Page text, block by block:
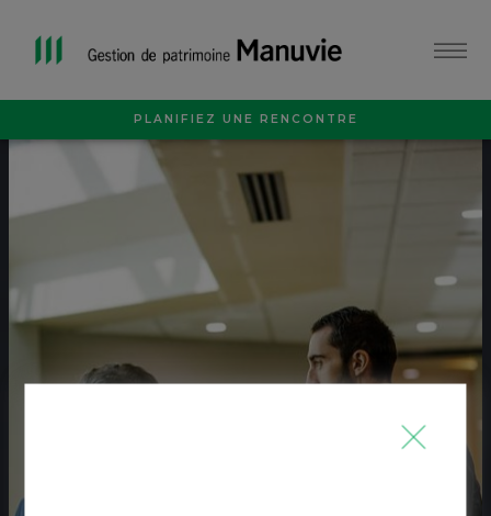
PLANIFIEZ UNE RENCONTRE